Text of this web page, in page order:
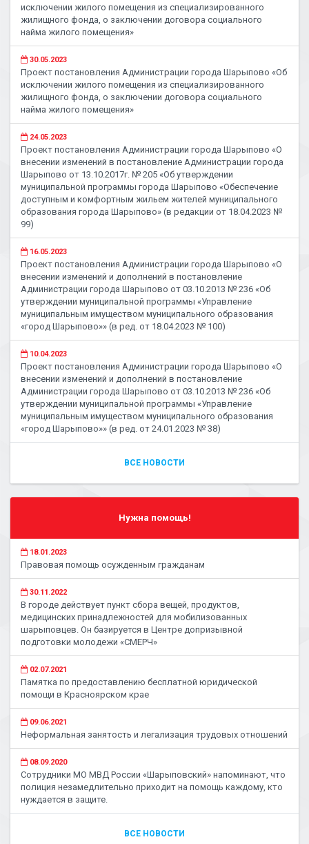
исключении жилого помещения из специализированного
жилищного фонда, о заключении договора социального
найма жилого помещения»
30.05.2023
Проект постановления Администрации города Шарыпово «Об
исключении жилого помещения из специализированного
жилищного фонда, о заключении договора социального
найма жилого помещения»
24.05.2023
Проект постановления Администрации города Шарыпово «О
внесении изменений в постановление Администрации города
Шарыпово от 13.10.2017г. № 205 «Об утверждении
муниципальной программы города Шарыпово «Обеспечение
доступным и комфортным жильем жителей муниципального
образования города Шарыпово» (в редакции от 18.04.2023 №
99)
16.05.2023
Проект постановления Администрации города Шарыпово «О
внесении изменений и дополнений в постановление
Администрации города Шарыпово от 03.10.2013 № 236 «Об
утверждении муниципальной программы «Управление
муниципальным имуществом муниципального образования
«город Шарыпово»» (в ред. от 18.04.2023 № 100)
10.04.2023
Проект постановления Администрации города Шарыпово «О
внесении изменений и дополнений в постановление
Администрации города Шарыпово от 03.10.2013 № 236 «Об
утверждении муниципальной программы «Управление
муниципальным имуществом муниципального образования
«город Шарыпово»» (в ред. от 24.01.2023 № 38)
ВСЕ НОВОСТИ
Нужна помощь!
18.01.2023
Правовая помощь осужденным гражданам
30.11.2022
В городе действует пункт сбора вещей, продуктов,
медицинских принадлежностей для мобилизованных
шарыповцев. Он базируется в Центре допризывной
подготовки молодежи «СМЕРЧ»
02.07.2021
Памятка по предоставлению бесплатной юридической
помощи в Красноярском крае
09.06.2021
Неформальная занятость и легализация трудовых отношений
08.09.2020
Сотрудники МО МВД России «Шарыповский» напоминают, что
полиция незамедлительно приходит на помощь каждому, кто
нуждается в защите.
ВСЕ НОВОСТИ